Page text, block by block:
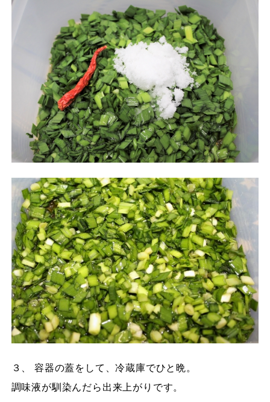
３、 容器の蓋をして、冷蔵庫でひと晩。
調味液が馴染んだら出来上がりです。